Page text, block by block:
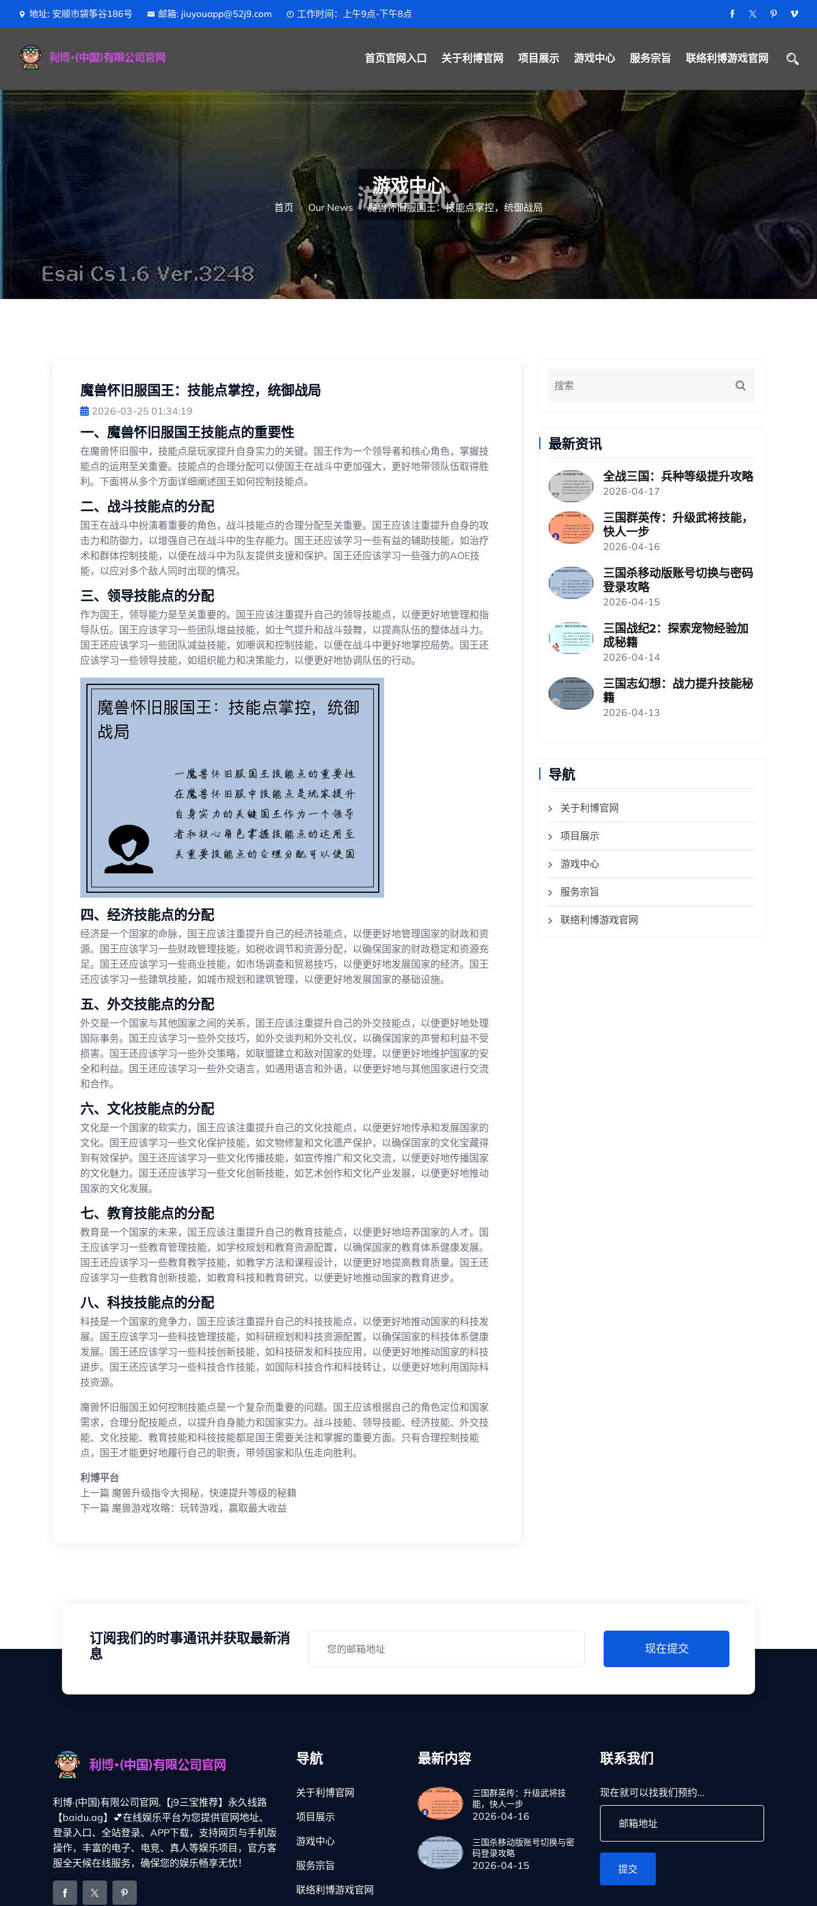
地址: 安顺市袋筝谷186号 邮箱: jiuyouapp@52j9.com 工作时间：上午9点-下午8点
首页官网入口 关于利博官网 项目展示 游戏中心 服务宗旨 联络利博游戏官网
游戏中心
首页 Our News 魔兽怀旧服国王：技能点掌控，统御战局
魔兽怀旧服国王：技能点掌控，统御战局
2026-03-25 01:34:19
一、魔兽怀旧服国王技能点的重要性
在魔兽怀旧服中，技能点是玩家提升自身实力的关键。国王作为一个领导者和核心角色，掌握技
能点的运用至关重要。技能点的合理分配可以使国王在战斗中更加强大，更好地带领队伍取得胜
利。下面将从多个方面详细阐述国王如何控制技能点。
二、战斗技能点的分配
国王在战斗中扮演着重要的角色，战斗技能点的合理分配至关重要。国王应该注重提升自身的攻
击力和防御力，以增强自己在战斗中的生存能力。国王还应该学习一些有益的辅助技能，如治疗
术和群体控制技能，以便在战斗中为队友提供支援和保护。国王还应该学习一些强力的AOE技
能，以应对多个敌人同时出现的情况。
三、领导技能点的分配
作为国王，领导能力是至关重要的。国王应该注重提升自己的领导技能点，以便更好地管理和指
导队伍。国王应该学习一些团队增益技能，如士气提升和战斗鼓舞，以提高队伍的整体战斗力。
国王还应该学习一些团队减益技能，如嘲讽和控制技能，以便在战斗中更好地掌控局势。国王还
应该学习一些领导技能，如组织能力和决策能力，以便更好地协调队伍的行动。
四、经济技能点的分配
经济是一个国家的命脉，国王应该注重提升自己的经济技能点，以便更好地管理国家的财政和资
源。国王应该学习一些财政管理技能，如税收调节和资源分配，以确保国家的财政稳定和资源充
足。国王还应该学习一些商业技能，如市场调查和贸易技巧，以便更好地发展国家的经济。国王
还应该学习一些建筑技能，如城市规划和建筑管理，以便更好地发展国家的基础设施。
五、外交技能点的分配
外交是一个国家与其他国家之间的关系，国王应该注重提升自己的外交技能点，以便更好地处理
国际事务。国王应该学习一些外交技巧，如外交谈判和外交礼仪，以确保国家的声誉和利益不受
损害。国王还应该学习一些外交策略，如联盟建立和敌对国家的处理，以便更好地维护国家的安
全和利益。国王还应该学习一些外交语言，如通用语言和外语，以便更好地与其他国家进行交流
和合作。
六、文化技能点的分配
文化是一个国家的软实力，国王应该注重提升自己的文化技能点，以便更好地传承和发展国家的
文化。国王应该学习一些文化保护技能，如文物修复和文化遗产保护，以确保国家的文化宝藏得
到有效保护。国王还应该学习一些文化传播技能，如宣传推广和文化交流，以便更好地传播国家
的文化魅力。国王还应该学习一些文化创新技能，如艺术创作和文化产业发展，以便更好地推动
国家的文化发展。
七、教育技能点的分配
教育是一个国家的未来，国王应该注重提升自己的教育技能点，以便更好地培养国家的人才。国
王应该学习一些教育管理技能，如学校规划和教育资源配置，以确保国家的教育体系健康发展。
国王还应该学习一些教育教学技能，如教学方法和课程设计，以便更好地提高教育质量。国王还
应该学习一些教育创新技能，如教育科技和教育研究，以便更好地推动国家的教育进步。
八、科技技能点的分配
科技是一个国家的竞争力，国王应该注重提升自己的科技技能点，以便更好地推动国家的科技发
展。国王应该学习一些科技管理技能，如科研规划和科技资源配置，以确保国家的科技体系健康
发展。国王还应该学习一些科技创新技能，如科技研发和科技应用，以便更好地推动国家的科技
进步。国王还应该学习一些科技合作技能，如国际科技合作和科技转让，以便更好地利用国际科
技资源。
魔兽怀旧服国王如何控制技能点是一个复杂而重要的问题。国王应该根据自己的角色定位和国家
需求，合理分配技能点，以提升自身能力和国家实力。战斗技能、领导技能、经济技能、外交技
能、文化技能、教育技能和科技技能都是国王需要关注和掌握的重要方面。只有合理控制技能
点，国王才能更好地履行自己的职责，带领国家和队伍走向胜利。
利博平台
上一篇 魔兽升级指令大揭秘，快速提升等级的秘籍
下一篇 魔兽游戏攻略：玩转游戏，赢取最大收益
最新资讯
全战三国：兵种等级提升攻略
2026-04-17
三国群英传：升级武将技能，
快人一步
2026-04-16
三国杀移动版账号切换与密码
登录攻略
2026-04-15
三国战纪2：探索宠物经验加
成秘籍
2026-04-14
三国志幻想：战力提升技能秘
籍
2026-04-13
导航
关于利博官网
项目展示
游戏中心
服务宗旨
联络利博游戏官网
订阅我们的时事通讯并获取最新消
息
现在提交
利博·(中国)有限公司官网,【j9三宝推荐】永久线路
【baidu.ag】💕在线娱乐平台为您提供官网地址、
登录入口、全站登录、APP下载，支持网页与手机版
操作，丰富的电子、电竞、真人等娱乐项目，官方客
服全天候在线服务，确保您的娱乐畅享无忧！
导航
关于利博官网
项目展示
游戏中心
服务宗旨
联络利博游戏官网
最新内容
三国群英传：升级武将技
能，快人一步
2026-04-16
三国杀移动版账号切换与密
码登录攻略
2026-04-15
联系我们
现在就可以找我们预约...
提交